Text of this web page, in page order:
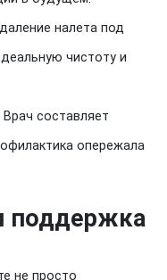
налета под
чистоту и
составляет
опережала
поддержка
не просто